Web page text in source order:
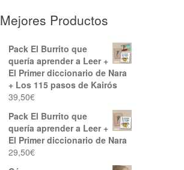
Mejores Productos
Pack El Burrito que
quería aprender a Leer +
El Primer diccionario de Nara
+ Los 115 pasos de Kairós
39,50€
Pack El Burrito que
quería aprender a Leer +
El Primer diccionario de Nara
29,50€